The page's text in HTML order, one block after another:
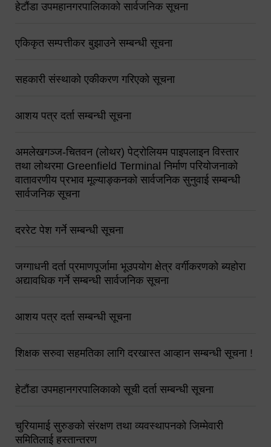
हेटौंडा उपमहानगरपालिकाको सार्वजनिक सूचना
एकिकृत सम्पत्तीकर बुझाउने सम्बन्धी सूचना
सहकारी संस्थाको एकीकरण गरिएको सूचना
आशय पत्र दर्ता सम्बन्धी सूचना
अमलेखगञ्ज-चितवन (लोथर) पेट्रोलियम पाइपलाइन विस्तार
तथा लोथरमा Greenfield Terminal निर्माण परियोजनाको
वातावरणीय प्रभाव मूल्याङ्कनको सार्वजनिक सुनुवाई सम्बन्धी
सार्वजनिक सूचना
दररेट पेश गर्ने सम्बन्धी सूचना
जग्गाधनी दर्ता प्रमाणपूर्जामा भूउपयोग क्षेत्र वर्गीकरणको ब्यहोरा
अद्यावधिक गर्ने सम्बन्धी सार्वजनिक सूचना
आशय पत्र दर्ता सम्बन्धी सूचना
शिक्षक सरुवा सहमतिका लागि दरखास्त आव्हान सम्बन्धी सूचना !
हेटौंडा उपमहानगरपालिकाको सूची दर्ता सम्बन्धी सूचना
चुरियामाई सुरुङको संरक्षण तथा व्यवस्थापनको जिम्मेवारी
समितिलाई हस्तान्तरण